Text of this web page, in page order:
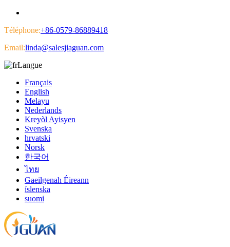
Téléphone:+86-0579-86889418
Email:linda@salesjiaguan.com
Langue
Français
English
Melayu
Nederlands
Kreyòl Ayisyen
Svenska
hrvatski
Norsk
한국어
ไทย
Gaeilgenah Éireann
íslenska
suomi